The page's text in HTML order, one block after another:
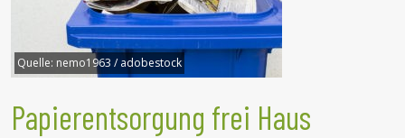
Quelle: nemo1963 / adobestock
Papierentsorgung frei Haus